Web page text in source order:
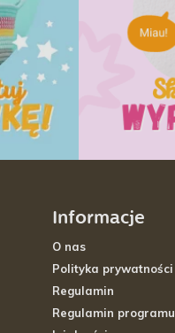
Informacje
O nas
Polityka prywatności
Regulamin
Regulamin programu